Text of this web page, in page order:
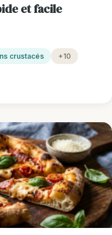
et facile
crustacés +10